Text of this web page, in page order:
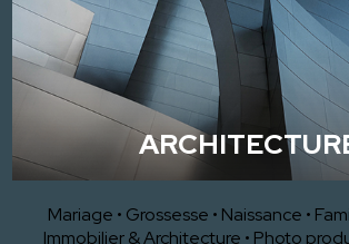
Mariage • Grossesse • Naissance •
Immobilier & Architecture • Photo